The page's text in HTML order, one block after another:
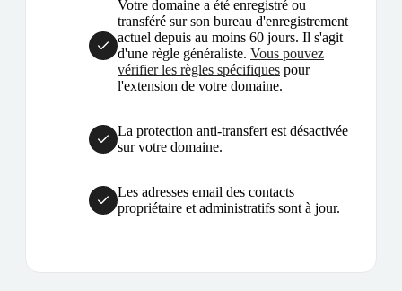
Votre domaine a été enregistré ou
transféré sur son bureau d'enregistrement
actuel depuis au moins 60 jours. Il s'agit
d'une règle généraliste. Vous pouvez
vérifier les règles spécifiques pour
l'extension de votre domaine.
La protection anti-transfert est désactivée
sur votre domaine.
Les adresses email des contacts
propriétaire et administratifs sont à jour.